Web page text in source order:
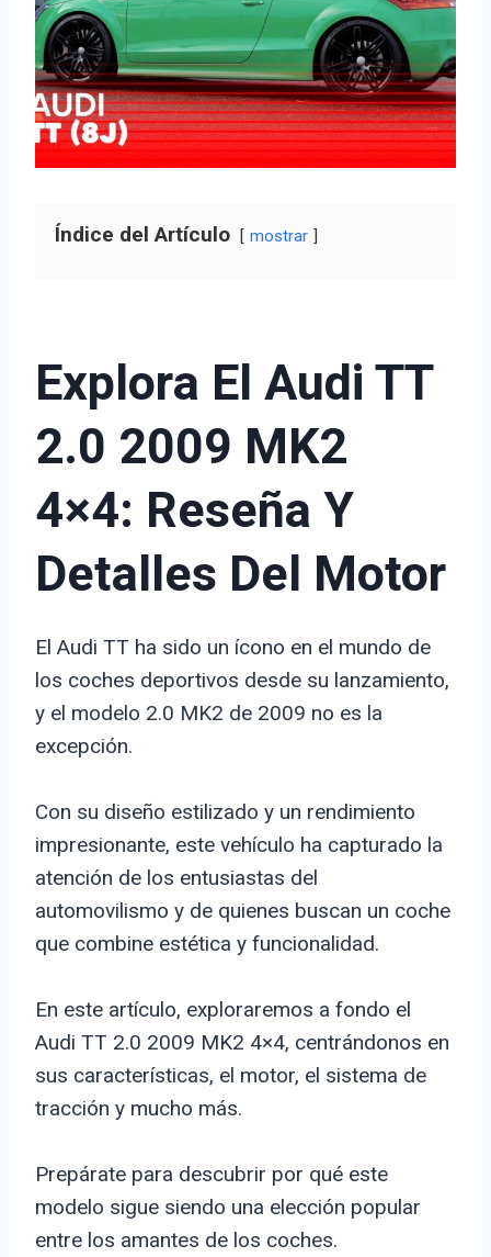
Índice del Artículo mostrar
Explora El Audi TT
2.0 2009 MK2
4×4: Reseña Y
Detalles Del Motor
El Audi TT ha sido un ícono en el mundo de
los coches deportivos desde su lanzamiento,
y el modelo 2.0 MK2 de 2009 no es la
excepción.
Con su diseño estilizado y un rendimiento
impresionante, este vehículo ha capturado la
atención de los entusiastas del
automovilismo y de quienes buscan un coche
que combine estética y funcionalidad.
En este artículo, exploraremos a fondo el
Audi TT 2.0 2009 MK2 4×4, centrándonos en
sus características, el motor, el sistema de
tracción y mucho más.
Prepárate para descubrir por qué este
modelo sigue siendo una elección popular
entre los amantes de los coches.